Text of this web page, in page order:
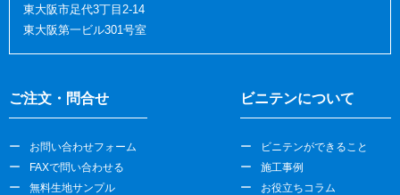
ご注文・問合せ
お問い合わせフォーム
FAXで問い合わせる
無料生地サンプル
ビニテンについて
ビニテンができること
施工事例
お役立ちコラム
東大阪市足代3丁目2-14
東大阪第一ビル301号室